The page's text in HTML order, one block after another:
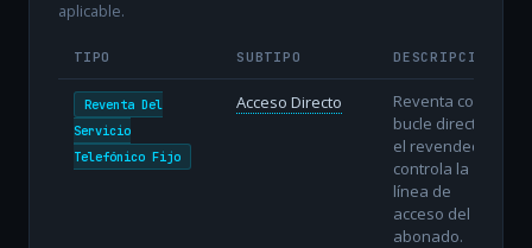
aplicable.
TIPO SUBTIPO DESCRIPCIÓN
Reventa Del
Servicio
Telefónico Fijo
Acceso Directo
Reventa con
bucle directo:
el revendedor
controla la
línea de
acceso del
abonado.